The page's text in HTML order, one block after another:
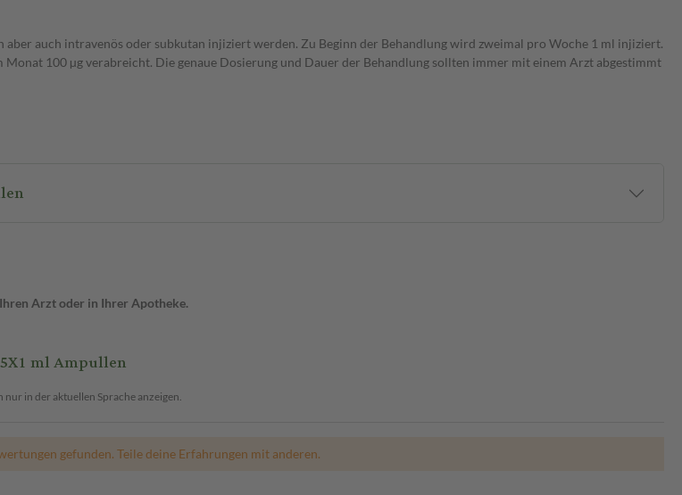
auch intravenös oder subkutan injiziert werden. Zu Beginn der Behandlung wird zweimal pro Woche 1 ml injiziert.
100 µg verabreicht. Die genaue Dosierung und Dauer der Behandlung sollten immer mit einem Arzt abgestimmt
Arzt oder in Ihrer Apotheke.
ml Ampullen
nur in der aktuellen Sprache anzeigen.
gefunden. Teile deine Erfahrungen mit anderen.